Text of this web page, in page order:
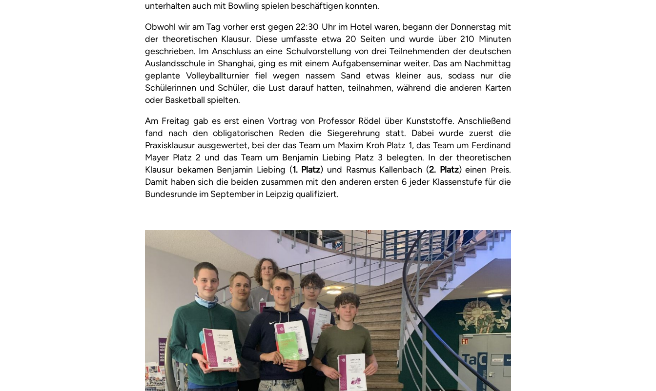
unterhalten auch mit Bowling spielen beschäftigen konnten.
Obwohl wir am Tag vorher erst gegen 22:30 Uhr im Hotel waren, begann der Donnerstag mit
der theoretischen Klausur. Diese umfasste etwa 20 Seiten und wurde über 210 Minuten
geschrieben. Im Anschluss an eine Schulvorstellung von drei Teilnehmenden der deutschen
Auslandsschule in Shanghai, ging es mit einem Aufgabenseminar weiter. Das am Nachmittag
geplante Volleyballturnier fiel wegen nassem Sand etwas kleiner aus, sodass nur die
Schülerinnen und Schüler, die Lust darauf hatten, teilnahmen, während die anderen Karten
oder Basketball spielten.
Am Freitag gab es erst einen Vortrag von Professor Rödel über Kunststoffe. Anschließend
fand nach den obligatorischen Reden die Siegerehrung statt. Dabei wurde zuerst die
Praxisklausur ausgewertet, bei der das Team um Maxim Kroh Platz 1, das Team um Ferdinand
Mayer Platz 2 und das Team um Benjamin Liebing Platz 3 belegten. In der theoretischen
Klausur bekamen Benjamin Liebing (1. Platz) und Rasmus Kallenbach (2. Platz) einen Preis.
Damit haben sich die beiden zusammen mit den anderen ersten 6 jeder Klassenstufe für die
Bundesrunde im September in Leipzig qualifiziert.